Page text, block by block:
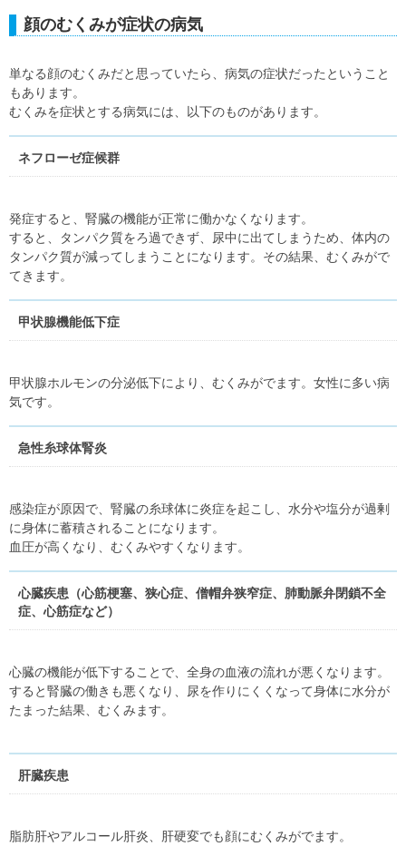
顔のむくみが症状の病気
単なる顔のむくみだと思っていたら、病気の症状だったということ
もあります。
むくみを症状とする病気には、以下のものがあります。
ネフローゼ症候群
発症すると、腎臓の機能が正常に働かなくなります。
すると、タンパク質をろ過できず、尿中に出てしまうため、体内の
タンパク質が減ってしまうことになります。その結果、むくみがで
てきます。
甲状腺機能低下症
甲状腺ホルモンの分泌低下により、むくみがでます。女性に多い病
気です。
急性糸球体腎炎
感染症が原因で、腎臓の糸球体に炎症を起こし、水分や塩分が過剰
に身体に蓄積されることになります。
血圧が高くなり、むくみやすくなります。
心臓疾患（心筋梗塞、狭心症、僧帽弁狭窄症、肺動脈弁閉鎖不全
症、心筋症など）
心臓の機能が低下することで、全身の血液の流れが悪くなります。
すると腎臓の働きも悪くなり、尿を作りにくくなって身体に水分が
たまった結果、むくみます。
肝臓疾患
脂肪肝やアルコール肝炎、肝硬変でも顔にむくみがでます。